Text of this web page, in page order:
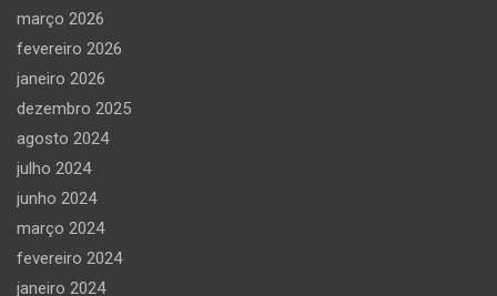
março 2026
fevereiro 2026
janeiro 2026
dezembro 2025
agosto 2024
julho 2024
junho 2024
março 2024
fevereiro 2024
janeiro 2024